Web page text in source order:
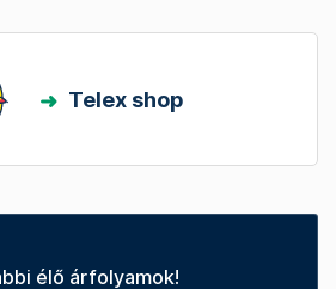
Telex shop
élő árfolyamok!